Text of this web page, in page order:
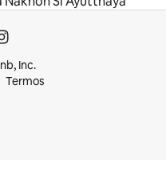
Inc.
Termos